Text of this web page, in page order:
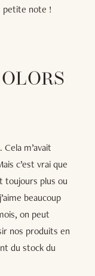
petite note !
m’avait
c’est vrai que
toujours plus ou
beaucoup
on peut
nos produits en
du stock du